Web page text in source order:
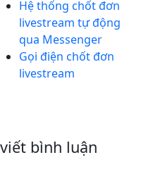
Hệ thống chốt đơn
livestream tự động
qua Messenger
Gọi điện chốt đơn
livestream
bình luận